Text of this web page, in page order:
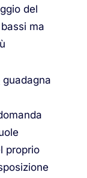
del
ma
guadagna
proprio